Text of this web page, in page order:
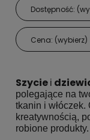
Dostępność:
Cena: (wybierz)
Szycie i
polegające na
tkanin i włóczek.
kreatywnością,
robione produkty.